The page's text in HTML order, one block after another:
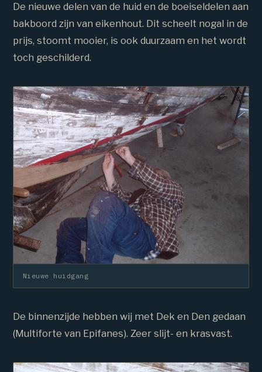
De nieuwe delen van de huid en de boeiseldelen aan
bakboord zijn van eikenhout. Dit scheelt nogal in de
prijs, stoomt mooier, is ook duurzaam en het wordt
toch geschilderd.
Nieuwe huidgang
De binnenzijde hebben wij met Dek en Den gedaan
(Multiforte van Epifanes). Zeer slijt- en krasvast.